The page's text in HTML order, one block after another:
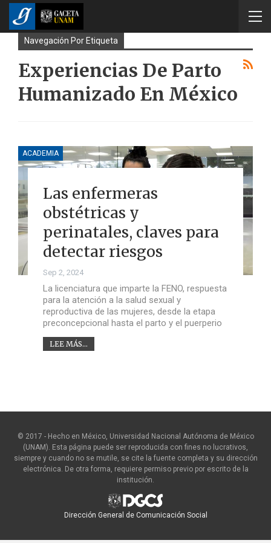
Navegación Por Etiqueta
Experiencias De Parto
Humanizado En México
ACADEMIA
Las enfermeras
obstétricas y
perinatales, claves para
detectar riesgos
Sep 2, 2024
La licenciatura que imparte la FENO, respuesta
para la atención a la salud sexual y
reproductiva de las mujeres, desde la etapa
preconcepcional hasta el parto y el puerperio
LEE MÁS...
© 2017 - Hecho en México, Universidad Nacional Autónoma de México
(UNAM). Esta página puede ser reproducida con fines no lucrativos,
siempre y cuando no se mutile, se cite la fuente completa y su dirección
electrónica. De otra forma, requiere permiso previo por escrito de la
institución.
Dirección General de Comunicación Social